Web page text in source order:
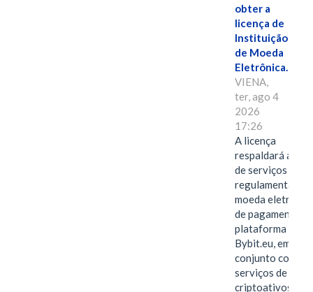
obter a
licença de
Instituição
de Moeda
Eletrônica.
VIENA,
ter, ago 4
2026
17:26
A licença
respaldará a
de serviços
regulamentados
moeda
de pagamentos
plataforma
Bybit.eu, em
conjunto com os
serviços de